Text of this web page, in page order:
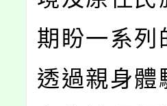
期盼一系列
透過親身體